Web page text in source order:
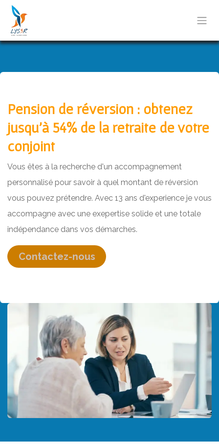
Se rendre au contenu
Pension de réversion : obtenez
jusqu’à 54% de la retraite de votre
conjoint
Vous êtes à la recherche d'un accompagnement
personnalisé pour savoir à quel montant de réversion
vous pouvez prétendre. Avec 13 ans d'experience je vous
accompagne avec une exepertise solide et une totale
indépendance dans vos démarches.
Contactez-nous​​​​